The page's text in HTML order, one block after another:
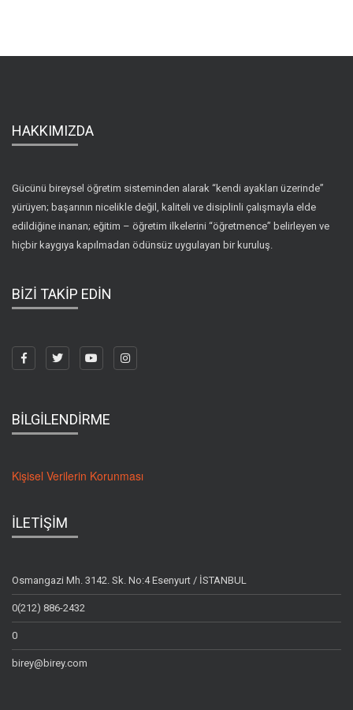
HAKKIMIZDA
Gücünü bireysel öğretim sisteminden alarak “kendi ayakları üzerinde”
yürüyen; başarının nicelikle değil, kaliteli ve disiplinli çalışmayla elde
edildiğine inanan; eğitim – öğretim ilkelerini “öğretmence” belirleyen ve
hiçbir kaygıya kapılmadan ödünsüz uygulayan bir kuruluş.
BİZİ TAKİP EDİN
BİLGİLENDİRME
Kişisel Verilerin Korunması
İLETİŞİM
Osmangazi Mh. 3142. Sk. No:4 Esenyurt / İSTANBUL
0(212) 886-2432
0
birey@birey.com